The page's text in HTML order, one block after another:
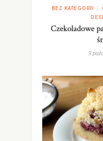
BEZ KATEGORII /
Czekoladowe
9